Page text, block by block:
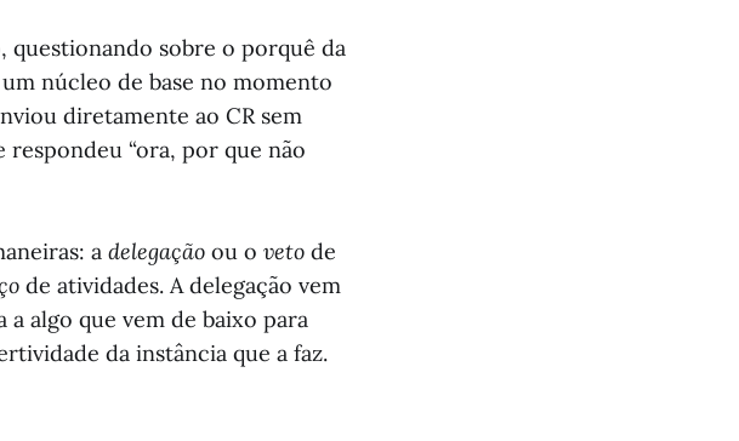
questionando sobre o porquê da
núcleo de base no momento
diretamente ao CR sem
“ora, por que não
a delegação ou o veto de
de atividades. A delegação vem
algo que vem de baixo para
da instância que a faz.